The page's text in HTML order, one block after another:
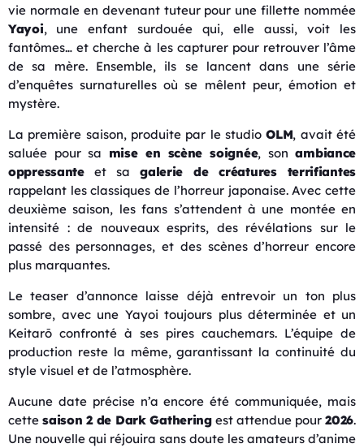
vie normale en devenant tuteur pour une fillette nommée
Yayoi, une enfant surdouée qui, elle aussi, voit les
fantômes… et cherche à les capturer pour retrouver l’âme
de sa mère. Ensemble, ils se lancent dans une série
d’enquêtes surnaturelles où se mêlent peur, émotion et
mystère.
La première saison, produite par le studioOLM, avait été
saluée pour sa mise en scène soignée, sonambiance
oppressanteet sagalerie de créatures terrifiantes
rappelant les classiques de l’horreur japonaise. Avec cette
deuxième saison, les fans s’attendent à une montée en
intensité : de nouveaux esprits, des révélations sur le
passé des personnages, et des scènes d’horreur encore
plus marquantes.
Le teaser d’annonce laisse déjà entrevoir un ton plus
sombre, avec une Yayoi toujours plus déterminée et un
Keitarō confronté à ses pires cauchemars. L’équipe de
production reste la même, garantissant la continuité du
style visuel et de l’atmosphère.
Aucune date précise n’a encore été communiquée, mais
cettesaison 2 de Dark Gatheringest attendue pour2026.
Une nouvelle qui réjouira sans doute les amateurs d’anime